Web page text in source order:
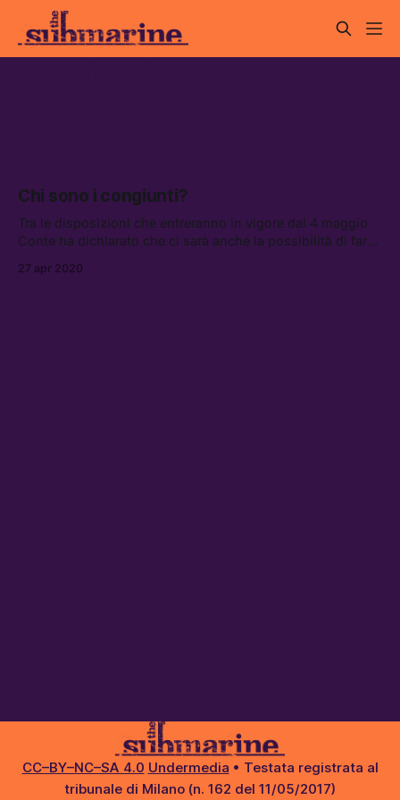
Chi sono i congiunti?
Tra le disposizioni che entreranno in vigore dal 4 maggio
Conte ha dichiarato che ci sarà anche la possibilità di far
i congiunti.
27 apr 2020
CC–BY–NC–SA 4.0 Undermedia • Testata registrata al
tribunale di Milano (n. 162 del 11/05/2017)